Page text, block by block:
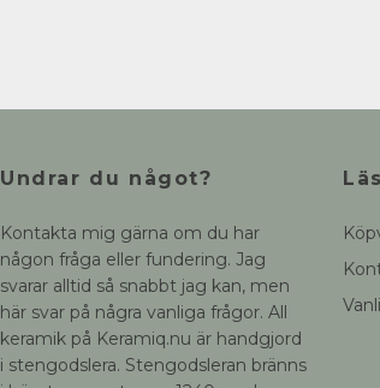
Undrar du något?
Kontakta mig gärna om du har
någon fråga eller fundering. Jag
svarar alltid så snabbt jag kan, men
här svar på några vanliga frågor. All
keramik på Keramiq.nu är handgjord
i stengodslera. Stengodsleran bränns